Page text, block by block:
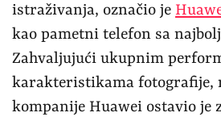
istraživanja, označio je
kao pametni telefon sa
Zahvaljujući ukupnim
karakteristikama fotografije,
kompanije Huawei ostavio je